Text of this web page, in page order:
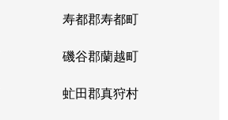
寿都郡寿都町
磯谷郡蘭越町
虻田郡真狩村